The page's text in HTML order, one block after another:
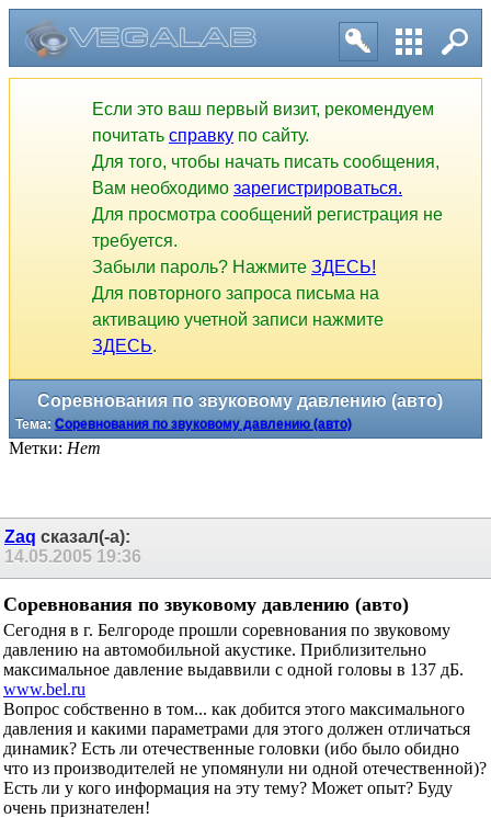
Если это ваш первый визит, рекомендуем
почитать справку по сайту.
Для того, чтобы начать писать сообщения,
Вам необходимо зарегистрироваться.
Для просмотра сообщений регистрация не
требуется.
Забыли пароль? Нажмите ЗДЕСЬ!
Для повторного запроса письма на
активацию учетной записи нажмите
ЗДЕСЬ.
Соревнования по звуковому давлению (авто)
Тема: Соревнования по звуковому давлению (авто)
Метки: Нет
Zaqсказал(-а):
14.05.2005
Соревнования по звуковому давлению (авто)
Cегодня в г. Белгороде прошли соревнования по звуковому
давлению на автомобильной акустике. Приблизительно
максимальное давление выдаввили с одной головы в 137 дБ.
www.bel.ru
Вопрос собственно в том... как добится этого максимального
давления и какими параметрами для этого должен отличаться
динамик? Есть ли отечественные головки (ибо было обидно
что из производителей не упомянули ни одной отечественной)?
Есть ли у кого информация на эту тему? Может опыт? Буду
очень признателен!